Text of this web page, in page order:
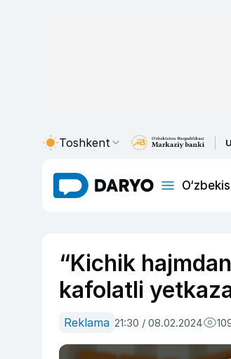
Toshkent
“Kichik
kafolatli
Reklama 21:30 / 08.02.2024